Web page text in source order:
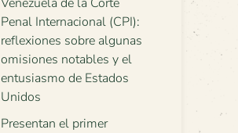
Penal Internacional (CPI):
reflexiones sobre algunas
omisiones notables y el
entusiasmo de Estados
Unidos
Presentan el primer